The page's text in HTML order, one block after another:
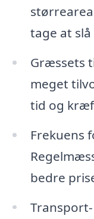
tage at
Græssets
meget
tid og
Frekuens
bedre